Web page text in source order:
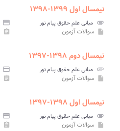
نیمسال اول ۱۳۹۹-۱۳۹۸
attachment مبانی علم حقوق پیام نور credit_card
insert_drive_file سوالات آزمون assignment
نیمسال دوم ۱۳۹۸-۱۳۹۷
attachment مبانی علم حقوق پیام نور credit_card
insert_drive_file سوالات آزمون assignment
نیمسال اول ۱۳۹۸-۱۳۹۷
attachment مبانی علم حقوق پیام نور credit_card
insert_drive_file سوالات آزمون assignment